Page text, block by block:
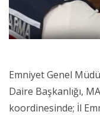
Emniyet Genel
Daire Başkanlığı,
koordinesinde; İl